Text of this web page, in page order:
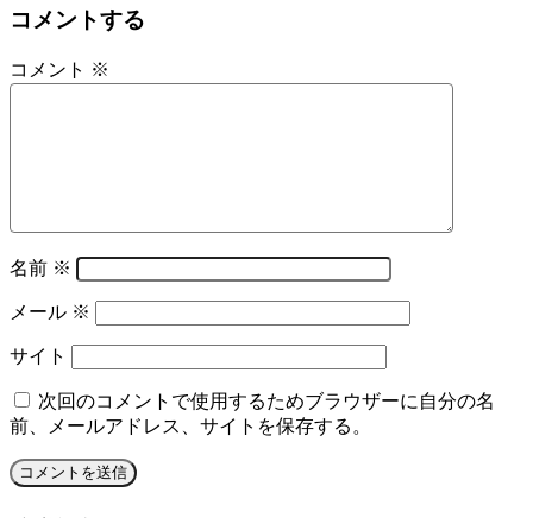
コメントする
コメント ※
名前 ※
メール ※
サイト
次回のコメントで使用するためブラウザーに自分の名
前、メールアドレス、サイトを保存する。